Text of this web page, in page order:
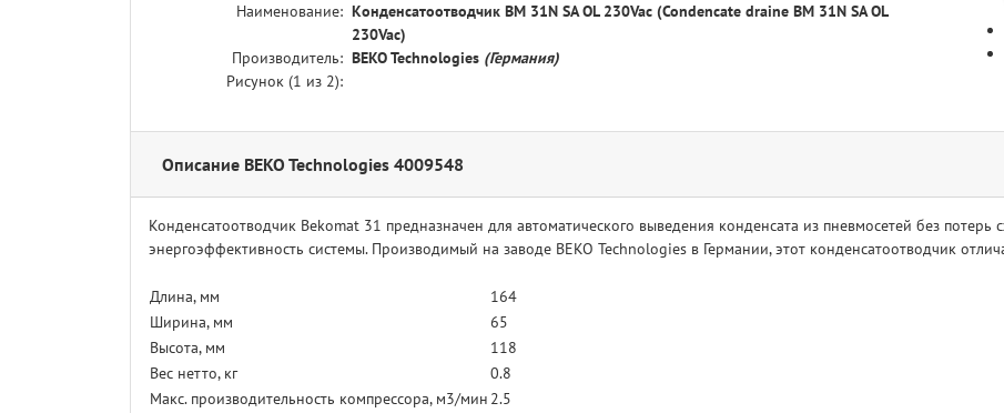
Наименование: Конденсатоотводчик BM 31N SA OL 230Vac (Condencate draine BM 31N SA OL
230Vac)
Производитель: BEKO Technologies (Германия)
Рисунок (1 из 2):
Описание BEKO Technologies 4009548
Конденсатоотводчик Bekomat 31 предназначен для автоматического выведения конденсата из пневмосетей без потерь
энергоэффективность системы. Производимый на заводе BEKO Technologies в Германии, этот конденсатоотводчик
Длина, мм
164
Ширина, мм
65
Высота, мм
118
Вес нетто, кг
0.8
Макс. производительность компрессора, м3/мин 2.5